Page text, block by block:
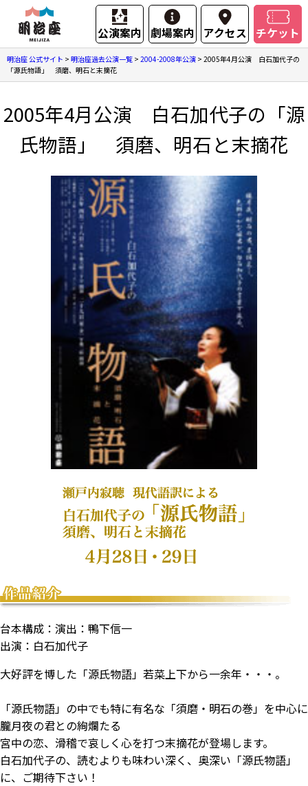
公演案内 劇場案内 アクセス チケット
明治座 公式サイト > 明治座過去公演一覧 > 2004-2008年公演 > 2005年4月公演 白石加代子の
「源氏物語」 須磨、明石と末摘花
2005年4月公演 白石加代子の「源
氏物語」 須磨、明石と末摘花
台本構成：演出：鴨下信一
出演：白石加代子
大好評を博した「源氏物語」若菜上下から一余年・・・。
「源氏物語」の中でも特に有名な「須磨・明石の巻」を中心に
朧月夜の君との絢爛たる
宮中の恋、滑稽で哀しく心を打つ末摘花が登場します。
白石加代子の、読むよりも味わい深く、奥深い「源氏物語」
に、ご期待下さい！